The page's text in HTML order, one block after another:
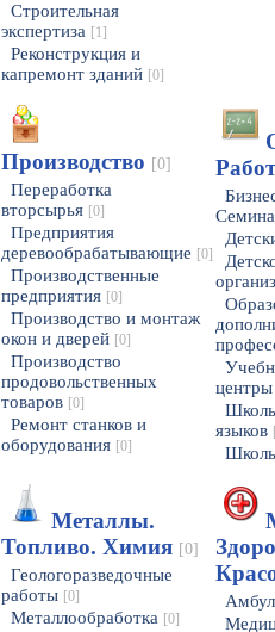
Строительная
экспертиза [1]
Реконструкция и
капремонт зданий [0]
Производство [0]
Переработка
вторсырья [0]
Предприятия
деревообрабатывающие [0]
Производственные
предприятия [0]
Производство и монтаж
окон и дверей [0]
Производство
продовольственных
товаров [0]
Ремонт станков и
оборудования [0]
языков
Металлы.
Топливо. Химия [0]
Геологоразведочные
работы [0]
Металлообработка [0]